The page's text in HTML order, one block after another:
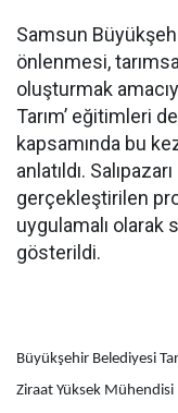
Samsun
önlenmesi,
oluşturmak
Tarım’ eğitimleri
kapsamında bu
anlatıldı.
gerçekleştirilen
uygulamalı olarak
gösterildi.
Büyükşehir Belediyesi
Ziraat Yüksek Mühendisi